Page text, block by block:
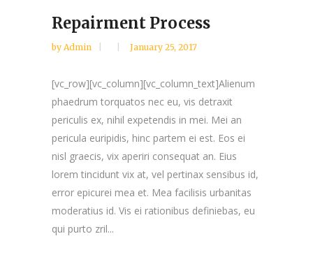
Repairment Process
by Admin January 25, 2017
[vc_row][vc_column][vc_column_text]Alienum
phaedrum torquatos nec eu, vis detraxit
periculis ex, nihil expetendis in mei. Mei an
pericula euripidis, hinc partem ei est. Eos ei
nisl graecis, vix aperiri consequat an. Eius
lorem tincidunt vix at, vel pertinax sensibus id,
error epicurei mea et. Mea facilisis urbanitas
moderatius id. Vis ei rationibus definiebas, eu
qui purto zril...